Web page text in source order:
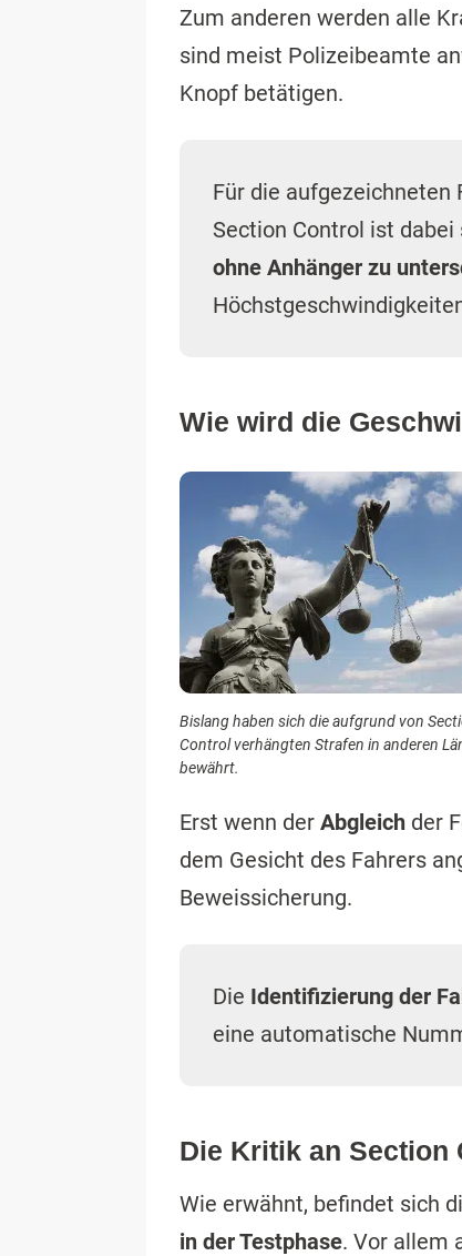
Zum anderen werden alle
sind meist Polizeibeamte
Knopf betätigen.
Für die aufgezeichneten
Section Control ist dabei
ohne Anhänger zu
Wie wird die
Bislang haben sich die aufgrund von
Control verhängten Strafen in anderen
bewährt.
Erst wenn der Abgleich der
dem Gesicht des Fahrers
Beweissicherung.
Die Identifizierung der
eine automatische
Die Kritik an Section
Wie erwähnt, befindet sich
in der Testphase. Vor allem